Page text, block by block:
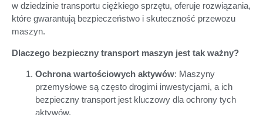
w dziedzinie transportu ciężkiego sprzętu, oferuje rozwiązania,
które gwarantują bezpieczeństwo i skuteczność przewozu
maszyn.
Dlaczego bezpieczny transport maszyn jest tak ważny?
Ochrona wartościowych aktywów: Maszyny
przemysłowe są często drogimi inwestycjami, a ich
bezpieczny transport jest kluczowy dla ochrony tych
aktywów.